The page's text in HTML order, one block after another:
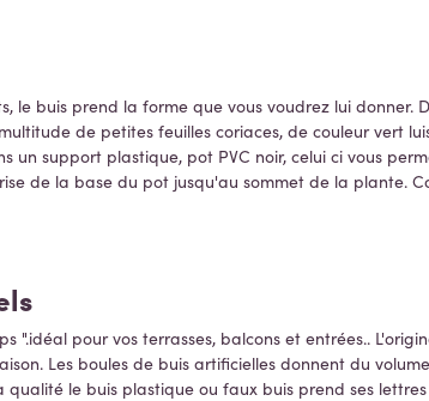
le buis prend la forme que vous voudrez lui donner.
de petites feuilles coriaces, de couleur vert
un support plastique, pot PVC noir, celui ci vous
de la base du pot jusqu'au sommet de la plante.
".idéal pour vos terrasses, balcons et entrées..
Les boules de buis artificielles donnent du
le buis plastique ou faux buis prend ses